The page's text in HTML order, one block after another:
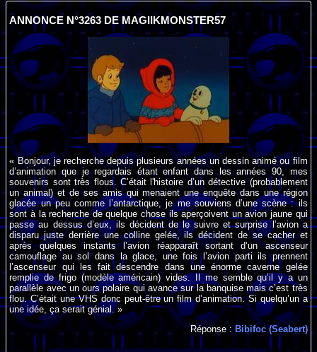
ANNONCE N°3263 DE MAGIIKMONSTER57
« Bonjour, je recherche depuis plusieurs années un dessin animé ou film
d’animation que je regardais étant enfant dans les années 90, mes
souvenirs sont très flous. C’était l'histoire d’un détective (probablement
un animal) et de ses amis qui menaient une enquête dans une région
glacée un peu comme l’antarctique, je me souviens d’une scène : ils
sont à la recherche de quelque chose ils aperçoivent un avion jaune qui
passe au dessus d’eux, ils décident de le suivre et surprise l’avion a
disparu juste derrière une colline gelée, ils décident de se cacher et
après quelques instants l’avion réapparaît sortant d’un ascenseur
camouflage au sol dans la glace, une fois l’avion parti ils prennent
l’ascenseur qui les fait descendre dans une énorme caverne gelée
remplie de frigo (modèle américain) vides. Il me semble qu’il y a un
parallèle avec un ours polaire qui avance sur la banquise mais c’est très
flou. C’était une VHS donc peut-être un film d’animation. Si quelqu’un a
une idée, ça serait génial. »
Réponse :Bibifoc (Seabert)